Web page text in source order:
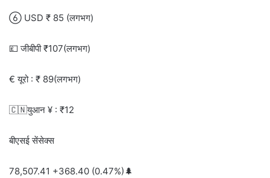
 USD ₹ 85 (लगभग)
💷 जीबीपी ₹107(लगभग)
€ यूरो : ₹ 89(लगभग)
🇨🇳युआन ¥ : ₹12
बीएसई सेंसेक्स
78,507.41 +368.40 (0.47%)🌲